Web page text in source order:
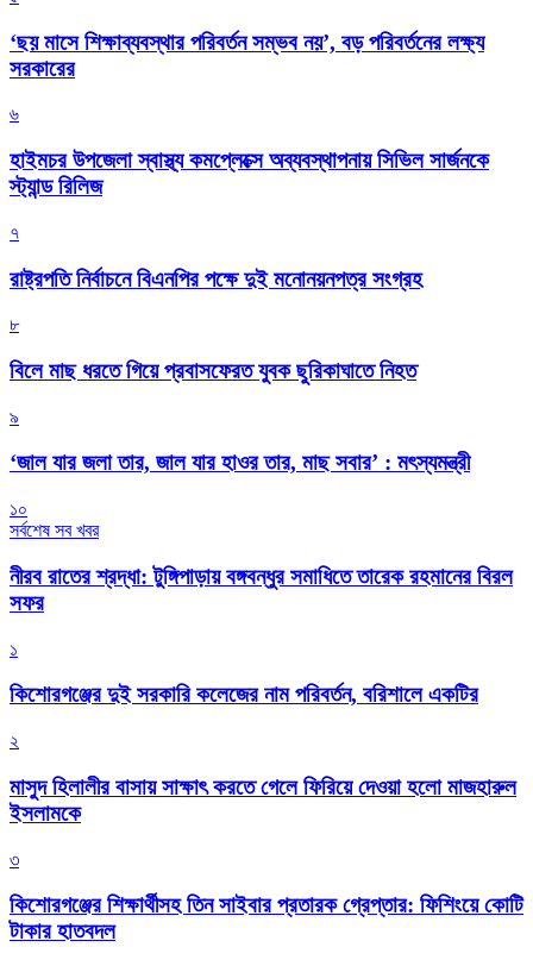
‘ছয় মাসে শিক্ষাব্যবস্থার পরিবর্তন সম্ভব নয়’, বড় পরিবর্তনের লক্ষ্য
সরকারের
৬
হাইমচর উপজেলা স্বাস্থ্য কমপ্লেক্সে অব্যবস্থাপনায় সিভিল সার্জনকে
স্ট্যান্ড রিলিজ
৭
রাষ্ট্রপতি নির্বাচনে বিএনপির পক্ষে দুই মনোনয়নপত্র সংগ্রহ
৮
বিলে মাছ ধরতে গিয়ে প্রবাসফেরত যুবক ছুরিকাঘাতে নিহত
৯
‘জাল যার জলা তার, জাল যার হাওর তার, মাছ সবার’ : মৎস্যমন্ত্রী
১০
সর্বশেষ সব খবর
নীরব রাতের শ্রদ্ধা: টুঙ্গিপাড়ায় বঙ্গবন্ধুর সমাধিতে তারেক রহমানের বিরল
সফর
১
কিশোরগঞ্জের দুই সরকারি কলেজের নাম পরিবর্তন, বরিশালে একটির
২
মাসুদ হিলালীর বাসায় সাক্ষাৎ করতে গেলে ফিরিয়ে দেওয়া হলো মাজহারুল
ইসলামকে
৩
কিশোরগঞ্জের শিক্ষার্থীসহ তিন সাইবার প্রতারক গ্রেপ্তার: ফিশিংয়ে কোটি
টাকার হাতবদল